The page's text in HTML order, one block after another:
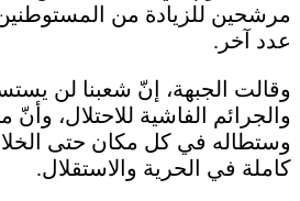
مرشحين للزيادة من المستوطنين
عدد آخر.
وقالت الجبهة، إنّ شعبنا لن
والجرائم الفاشية للاحتلال، وأنّ
وستطاله في كل مكان حتى
كاملة في الحرية والاستقلال.